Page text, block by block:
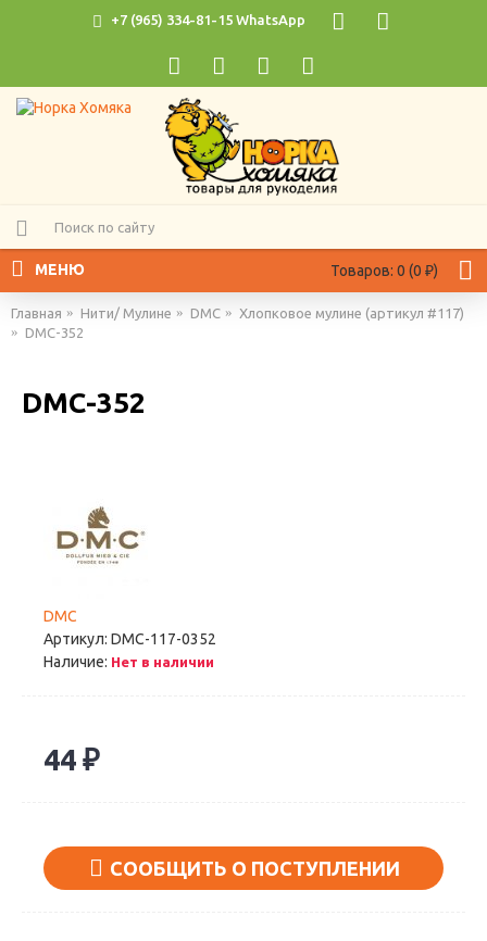
+7 (965) 334-81-15 WhatsApp
Товаров: 0 (0 ₽)
МЕНЮ
Главная Нити/ Мулине DMC
Хлопковое мулине (артикул #117)
DMC-352
DMC-352
DMC
Артикул: DMC-117-0352
Наличие: Нет в наличии
44 ₽
СООБЩИТЬ О ПОСТУПЛЕНИИ